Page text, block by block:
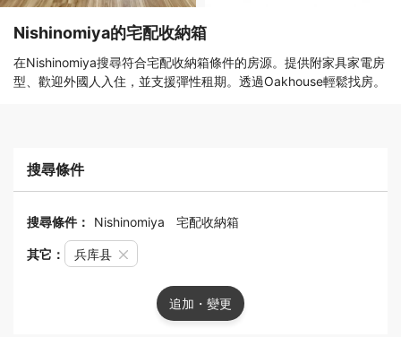
Nishinomiya的宅配收納箱
在Nishinomiya搜尋符合宅配收納箱條件的房源。提供附家具家電房
型、歡迎外國人入住，並支援彈性租期。透過Oakhouse輕鬆找房。
搜尋條件
搜尋條件： Nishinomiya 宅配收納箱
其它： 兵库县
追加・變更